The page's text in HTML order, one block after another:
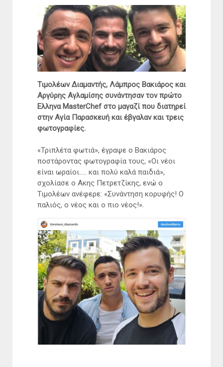
Τιμολέων Διαμαντής, Λάμπρος Βακιάρος και
Αργύρης Αγλαμίσης συνάντησαν τον πρώτο
Ελληνα MasterChef στο μαγαζί που διατηρεί
στην Αγία Παρασκευή και έβγαλαν και τρεις
φωτογραφίες.
«Τριπλέτα φωτιά», έγραψε ο Βακιάρος
ποστάροντας φωτογραφία τους, «Οι νέοι
είναι ωραίοι..... και πολύ καλά παιδιά»,
σχολίασε ο Ακης Πετρετζίκης, ενώ ο
Τιμολέων ανέφερε: «Συνάντηση κορυφής! Ο
παλιός, ο νέος και ο πιο νέος!».